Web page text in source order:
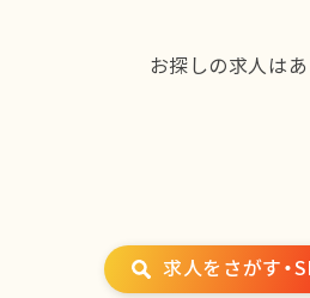
お探しの求人は
求人をさがす・